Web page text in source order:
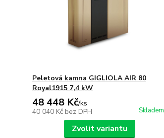
Peletová kamna GIGLIOLA AIR 80
Royal1915 7,4 kW
48 448 Kč/ks
40 040 Kč bez DPH Skladem
Zvolit variantu